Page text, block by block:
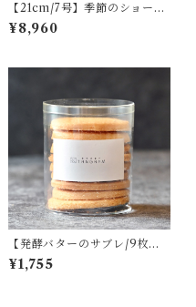
【21cm/7号】季節のショート
ケーキ
¥8,960
【発酵バターのサブレ/9枚】
ココナッツ
¥1,755